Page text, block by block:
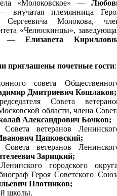
«Молоковское» —
внучатая племянница
Молокова,
«Челюскинцы»,
—Елизавета
приглашены почетные гости:
совета
Дмитриевич Кошлаков;
Совета
области, члена
Александрович Бочков;
ветеранов
Цапковский;
ветеранов
Зарицкий;
городского
Героя Советского
Плотников;
школы.